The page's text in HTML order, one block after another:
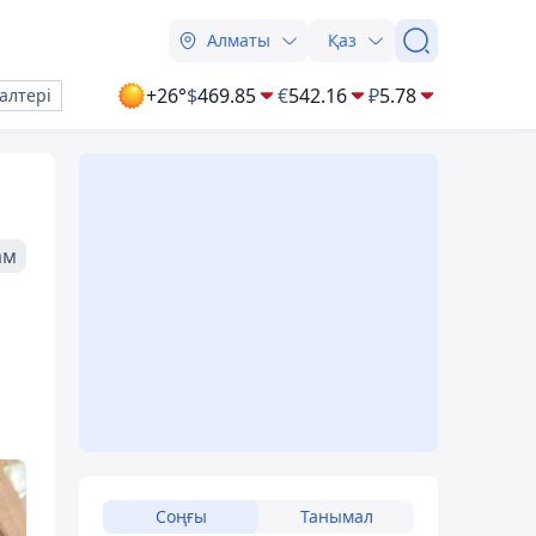
Алматы Қаз
+26°$469.85 €542.16 ₽5.78
Соңғы Танымал